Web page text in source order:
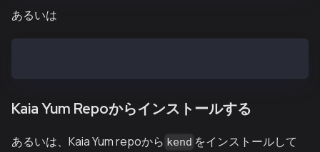
あるいは
Kaia Yum Repoからインストールする
あるいは、Kaia Yum repoから kend をインストールして